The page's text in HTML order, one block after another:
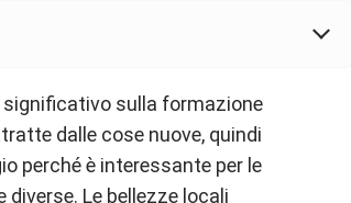
sulla formazione
dalle cose nuove, quindi
perché è interessante per le
Le bellezze locali